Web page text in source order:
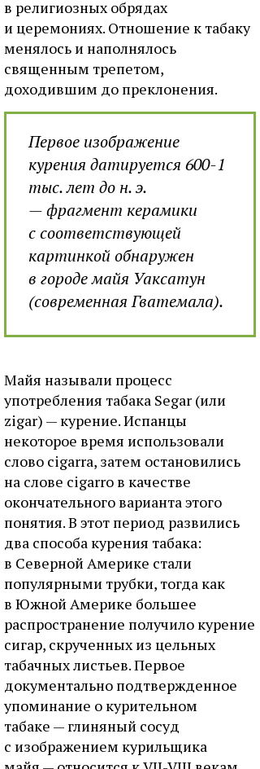
в религиозных обрядах
и церемониях. Отношение к табаку
менялось и наполнялось
священным трепетом,
доходившим до преклонения.
Первое изображение
курения датируется 600-1
тыс. лет до н. э.
— фрагмент керамики
с соответствующей
картинкой обнаружен
в городе майя Уаксатун
(современная Гватемала).
Майя называли процесс
употребления табака Segar (или
zigar) — курение. Испанцы
некоторое время использовали
слово cigarra, затем остановились
на слове cigarro в качестве
окончательного варианта этого
понятия. В этот период развились
два способа курения табака:
в Северной Америке стали
популярными трубки, тогда как
в Южной Америке большее
распространение получило курение
сигар, скрученных из цельных
табачных листьев. Первое
документально подтвержденное
упоминание о курительном
табаке — глиняный сосуд
с изображением курильщика